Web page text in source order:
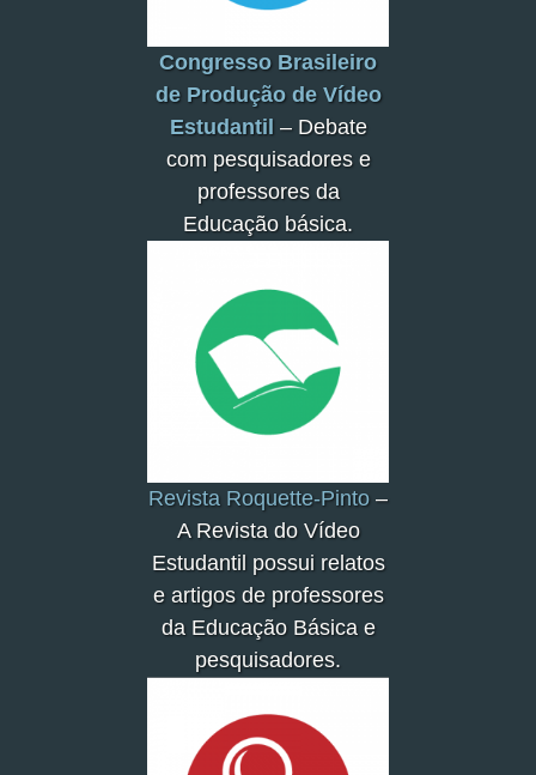
Congresso Brasileiro
de Produção de Vídeo
Estudantil – Debate
com pesquisadores e
professores da
Educação básica.
Revista Roquette-Pinto –
A Revista do Vídeo
Estudantil possui relatos
e artigos de professores
da Educação Básica e
pesquisadores.